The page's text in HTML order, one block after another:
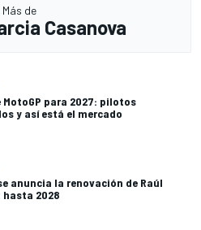
Más de
Casanova
para 2027: pilotos
y así está el mercado
anuncia la renovación de Raúl
hasta 2028